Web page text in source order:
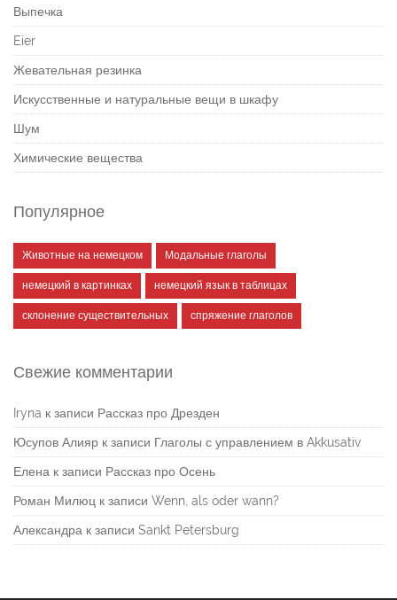
Выпечка
Eier
Жевательная резинка
Искусственные и натуральные вещи в шкафу
Шум
Химические вещества
Популярное
Животные на немецком Модальные глаголы
немецкий в картинках немецкий язык в таблицах
склонение существительных спряжение глаголов
Свежие комментарии
Iryna к записи Рассказ про Дрезден
Юсупов Алияр к записи Глаголы с управлением в Akkusativ
Елена к записи Рассказ про Осень
Роман Милюц к записи Wenn, als oder wann?
Александра к записи Sankt Petersburg